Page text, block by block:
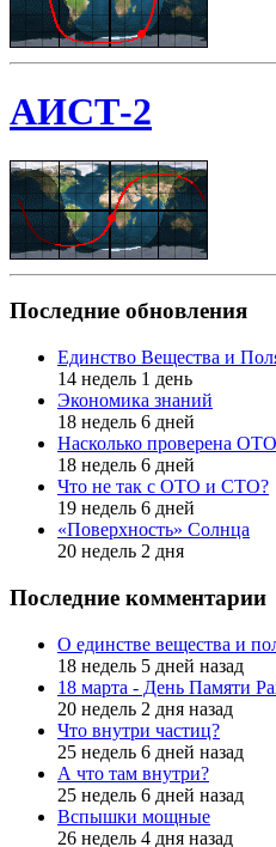
АИСТ-2
Последние обновления
Единство Вещества и
14 недель 1 день
Экономика знаний
18 недель 6 дней
Насколько проверена
18 недель 6 дней
Что не так с ОТО и СТО?
19 недель 6 дней
«Поверхность» Солнца
20 недель 2 дня
Последние комментарии
О единстве вещества и
18 недель 5 дней назад
18 марта - День Памяти
20 недель 2 дня назад
Что внутри частиц?
25 недель 6 дней назад
А что там внутри?
25 недель 6 дней назад
Вспышки мощные
26 недель 4 дня назад